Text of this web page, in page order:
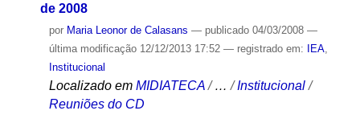
de 2008
por Maria Leonor de Calasans — publicado04/03/2008 —
última modificação12/12/2013 17:52 — registrado em: IEA,
Institucional
Localizado em MIDIATECA /…/Institucional /
Reuniões do CD